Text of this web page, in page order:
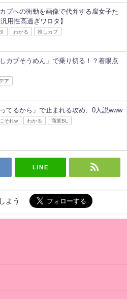
カプへの衝動を画像で代弁する腐女子た
用性高過ぎワロタ】
わかる 推しカプ
カプそうめん」で乗り切る！？着眼点
ア
てるから」で止まれる攻め、0人説www
それw わかる 商業BL
LINE
よう